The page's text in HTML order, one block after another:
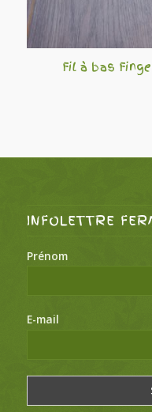
Fil à bas
INFOLETTRE
Prénom
E-mail